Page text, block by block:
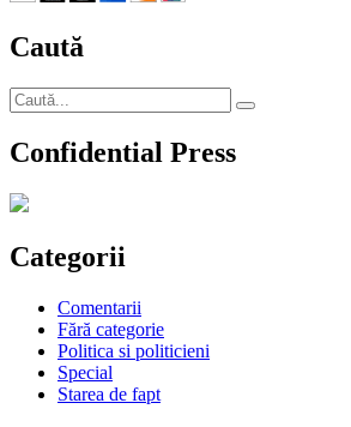
Caută
Caută
după:
Căutare
Confidential Press
Categorii
Comentarii
Fără categorie
Politica si politicieni
Special
Starea de fapt